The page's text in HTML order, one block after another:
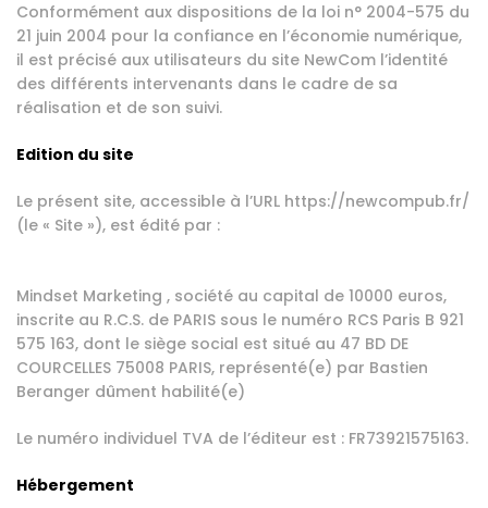
Conformément aux dispositions de la loi n° 2004-575 du
21 juin 2004 pour la confiance en l’économie numérique,
il est précisé aux utilisateurs du site NewCom l’identité
des différents intervenants dans le cadre de sa
réalisation et de son suivi.
Edition du site
Le présent site, accessible à l’URL https://newcompub.fr/
(le « Site »), est édité par :
Mindset Marketing , société au capital de 10000 euros,
inscrite au R.C.S. de PARIS sous le numéro RCS Paris B 921
575 163, dont le siège social est situé au 47 BD DE
COURCELLES 75008 PARIS, représenté(e) par Bastien
Beranger dûment habilité(e)
Le numéro individuel TVA de l’éditeur est : FR73921575163.
Hébergement